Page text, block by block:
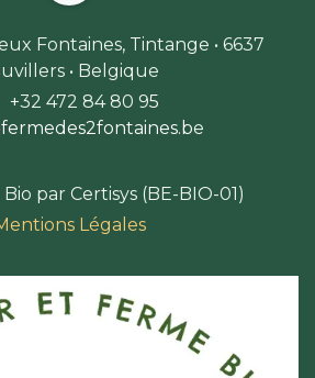
Fontaines, Tintange • 6637
• Belgique
+32 472 84 80 95
e
par Certisys (BE-BIO-01)
Légales​